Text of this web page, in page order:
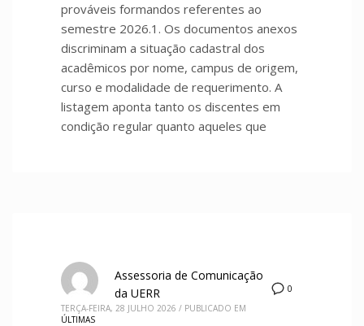
prováveis formandos referentes ao
semestre 2026.1. Os documentos anexos
discriminam a situação cadastral dos
acadêmicos por nome, campus de origem,
curso e modalidade de requerimento. A
listagem aponta tanto os discentes em
condição regular quanto aqueles que
0
Assessoria de Comunicação
da UERR
TERÇA-FEIRA, 28 JULHO 2026 / PUBLICADO EM
ÚLTIMAS